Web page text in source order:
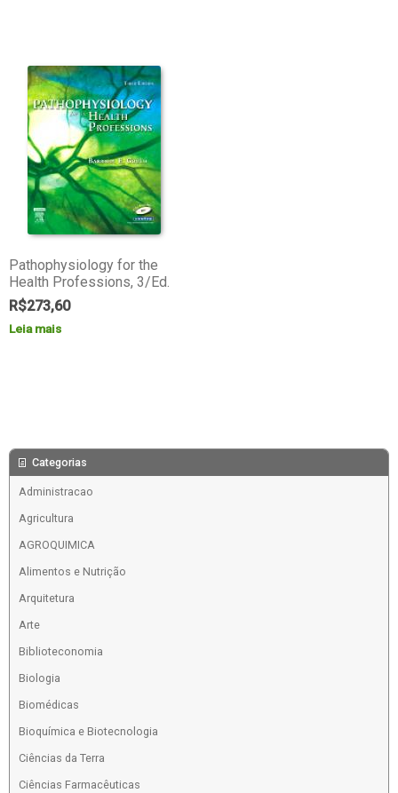
Pathophysiology for the
Health Professions, 3/Ed.
R$273,60
Leia mais
Categorias
Administracao
Agricultura
AGROQUIMICA
Alimentos e Nutrição
Arquitetura
Arte
Biblioteconomia
Biologia
Biomédicas
Bioquímica e Biotecnologia
Ciências da Terra
Ciências Farmacêuticas